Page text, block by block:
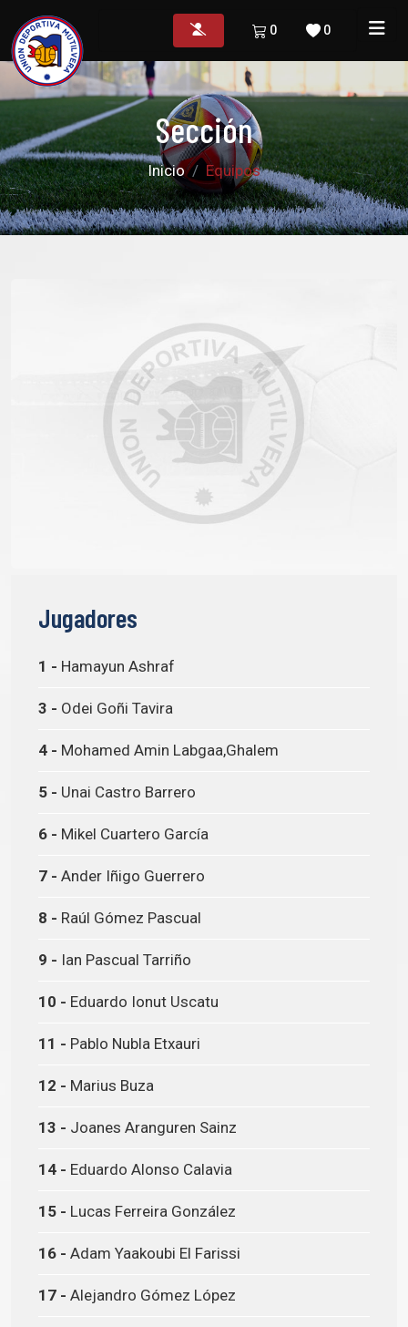
0
0
Sección
Inicio Equipos
Jugadores
1 - Hamayun Ashraf
3 - Odei Goñi Tavira
4 - Mohamed Amin Labgaa,Ghalem
5 - Unai Castro Barrero
6 - Mikel Cuartero García
7 - Ander Iñigo Guerrero
8 - Raúl Gómez Pascual
9 - Ian Pascual Tarriño
10 - Eduardo Ionut Uscatu
11 - Pablo Nubla Etxauri
12 - Marius Buza
13 - Joanes Aranguren Sainz
14 - Eduardo Alonso Calavia
15 - Lucas Ferreira González
16 - Adam Yaakoubi El Farissi
17 - Alejandro Gómez López